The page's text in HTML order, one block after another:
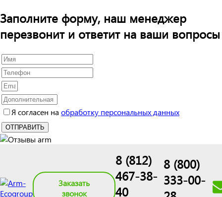
Заполните форму, наш менеджер
перезвонит и ответит на ваши вопросы
Я согласен на обработку персональных данных
Заказать
звонок
8 (812)
467-38-
40
8 (800)
333-00-